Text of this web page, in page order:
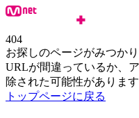
404
お探しのページがみつか
URLが間違っているか、
除された可能性があります
トップページに戻る